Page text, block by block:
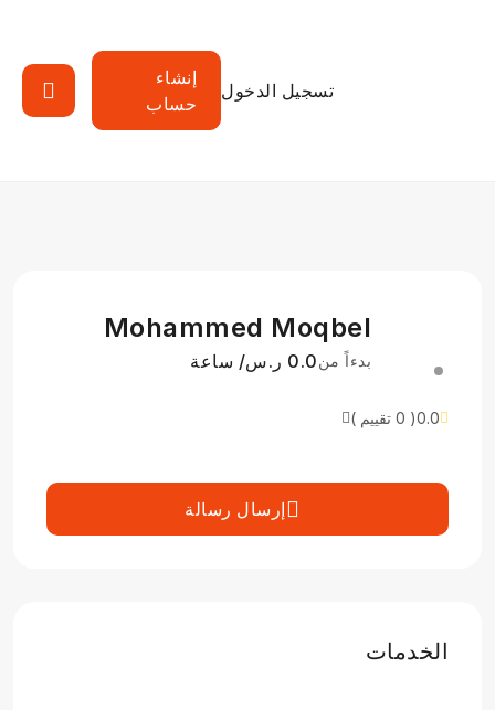
تسجيل الدخول
إنشاء
حساب
Mohammed Moqbel
بدءاً من0.0 ر.س/ ساعة
0.0( 0 تقييم )
إرسال رسالة
الخدمات